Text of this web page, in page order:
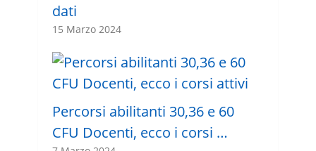
dati
15 Marzo 2024
Percorsi abilitanti 30,36 e 60
CFU Docenti, ecco i corsi …